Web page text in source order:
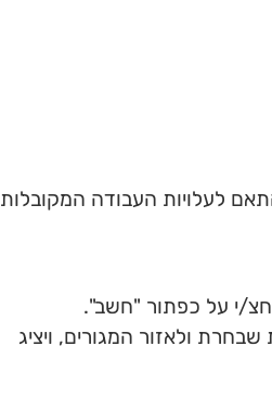
לעלויות העבודה המקובלות
י על כפתור "חשב".
ולאזור המגורים, ויציג